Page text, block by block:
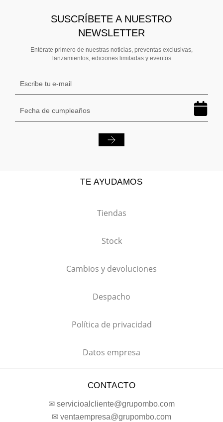
SUSCRÍBETE A NUESTRO
NEWSLETTER
Entérate primero de nuestras noticias, preventas exclusivas,
lanzamientos, ediciones limitadas y eventos
TE AYUDAMOS
Tiendas
Stock
Cambios y devoluciones
Despacho
Política de privacidad
Datos empresa
CONTACTO
✉ servicioalcliente@grupombo.com
✉ ventaempresa@grupombo.com